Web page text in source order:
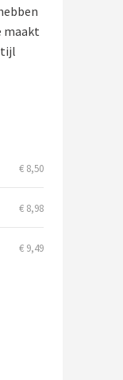
maakt
€ 8,50
€ 8,98
€ 9,49